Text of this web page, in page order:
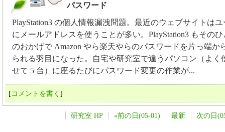
パスワード
PlayStation3 の個人情報漏洩問題。最近のウェブサイトは
にメールアドレスを使うことが多い。PlayStation3 もその
のおかげで Amazon やら楽天やらのパスワードを片っ端か
られる羽目になった。自宅や研究室で違うパソコン（よく
せて 5 台）に座るたびにパスワード変更の作業が...
[コメントを書く ]
研究室 HP «前の日(05-01) 最新 次の日